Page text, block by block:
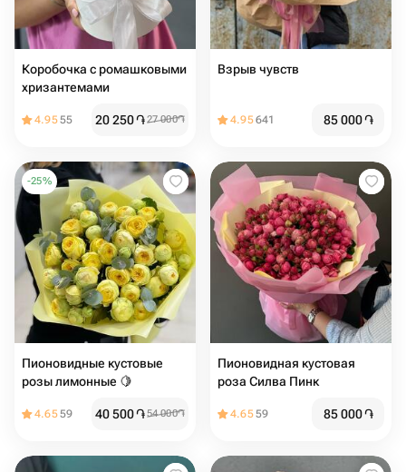
Коробочка с ромашковыми
хризантемами
4.9555 20 250֏27 000֏
Взрыв чувств
4.95641 85 000֏
-25%
Пионовидные кустовые
розы лимонные 🍋
4.6559 40 500֏54 000֏
Пионовидная кустовая
роза Силва Пинк
4.6559 85 000֏